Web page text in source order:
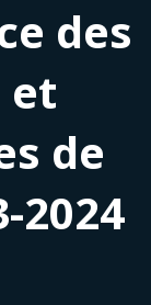
des
et
de
2024